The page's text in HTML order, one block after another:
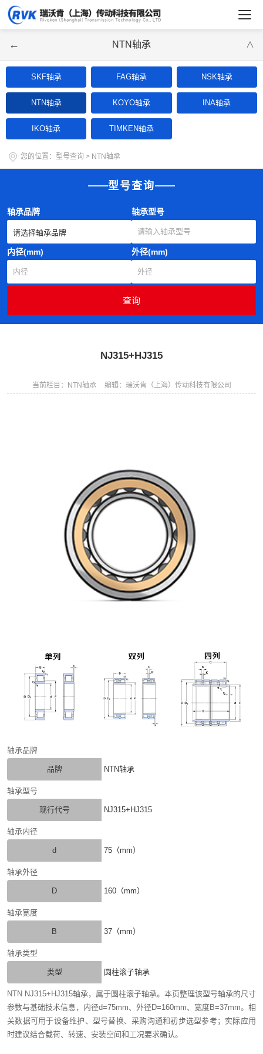
← NTN轴承 ∨
SKF轴承 FAG轴承 NSK轴承
NTN轴承 KOYO轴承 INA轴承
IKO轴承 TIMKEN轴承
您的位置： 型号查询 > NTN轴承
型号查询
轴承品牌 轴承型号
内径(mm) 外径(mm)
NJ315+HJ315
当前栏目：NTN轴承 编辑：瑞沃肯（上海）传动科技有限公司
轴承品牌
品牌 NTN轴承
轴承型号
现行代号 NJ315+HJ315
轴承内径
d 75（mm）
轴承外径
D 160（mm）
轴承宽度
B 37（mm）
轴承类型
类型 圆柱滚子轴承
NTN NJ315+HJ315轴承，属于圆柱滚子轴承。本页整理该型号轴承的尺寸
参数与基础技术信息，内径d=75mm、外径D=160mm、宽度B=37mm。相
关数据可用于设备维护、型号替换、采购沟通和初步选型参考；实际应用
时建议结合载荷、转速、安装空间和工况要求确认。